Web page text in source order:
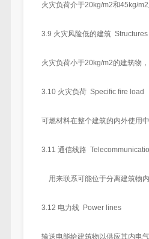
火灾负荷介于20kg/m2和45kg/
3.9 火灾风险低的建筑
火灾负荷小于20kg/m2的建筑物
3.10 火灾负荷 Specific fire load
可燃材料在整个建筑的内外使用
3.11 通信线路
用来联系可能位于分离建筑物
3.12 电力线 Power lines
输送电能给建筑物以供应其内电